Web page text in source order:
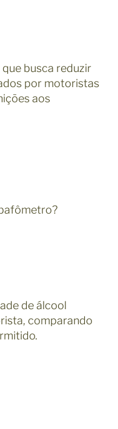
busca reduzir
por motoristas
aos
de álcool
comparando